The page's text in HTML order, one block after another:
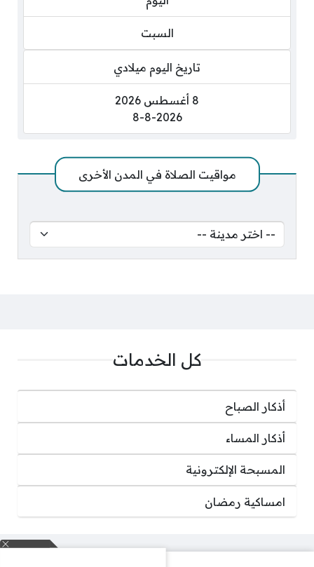
السبت
تاريخ اليوم ميلادي
8 أغسطس 2026
8-8-2026
مواقيت الصلاة في المدن الأخرى
كل الخدمات
أذكار الصباح
أذكار المساء
المسبحة الإلكترونية
امساكية رمضان